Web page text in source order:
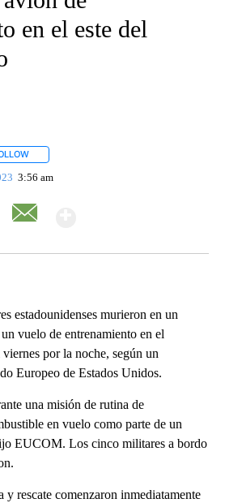
en el este del
3:56 am
estadounidenses murieron en un
vuelo de entrenamiento en el
por la noche, según un
Europeo de Estados Unidos.
una misión de rutina de
en vuelo como parte de un
EUCOM. Los cinco militares a bordo
y rescate comenzaron inmediatamente